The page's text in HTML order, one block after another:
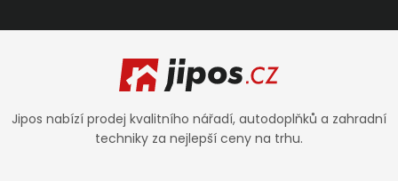
Jipos nabízí prodej kvalitního nářadí, autodoplňků a zahradní
techniky za nejlepší ceny na trhu.